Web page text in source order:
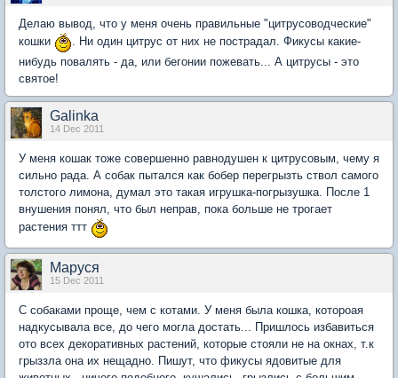
Делаю вывод, что у меня очень правильные "цитрусоводческие"
кошки
. Ни один цитрус от них не пострадал. Фикусы какие-
нибудь повалять - да, или бегонии пожевать... А цитрусы - это
святое!
Galinka
14 Dec 2011
У меня кошак тоже совершенно равнодушен к цитрусовым, чему я
сильно рада. А собак пытался как бобер перегрызть ствол самого
толстого лимона, думал это такая игрушка-погрызушка. После 1
внушения понял, что был неправ, пока больше не трогает
растения ттт
Маруся
15 Dec 2011
С собаками проще, чем с котами. У меня была кошка, котороая
надкусывала все, до чего могла достать... Пришлось избавиться
ото всех декоративных растений, которые стояли не на окнах, т.к
грыззла она их нещадно. Пишут, что фикусы ядовитые для